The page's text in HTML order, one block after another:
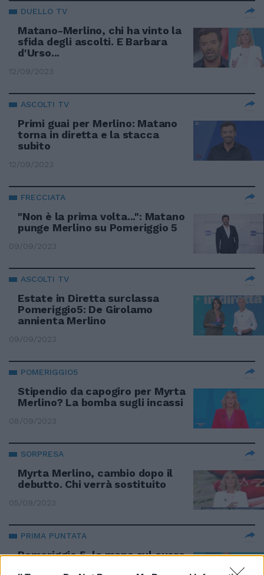
DUELLO TV
Matano-Merlino, chi ha vinto la
sfida degli ascolti. E Barbara
d'Urso...
12/09/2023
ASCOLTI TV
Primi guai per Merlino: Matano
torna in diretta e la stacca
subito
12/09/2023
FRECCIATA
"Non è la prima volta...": Matano
punge Merlino su Pomeriggio 5
09/09/2023
ASCOLTI TV
Estate in Diretta surclassa
Pomeriggio5: De Girolamo
annienta Merlino
09/09/2023
POMERIGGIO5
Stipendio da capogiro per Myrta
Merlino? La bomba sugli incassi
08/09/2023
SORPRESA
Myrta Merlino, cambio dopo il
debutto. Chi verrà sostituito
05/09/2023
PRIMA PUNTATA
Pomeriggio 5, la mano sul cuore